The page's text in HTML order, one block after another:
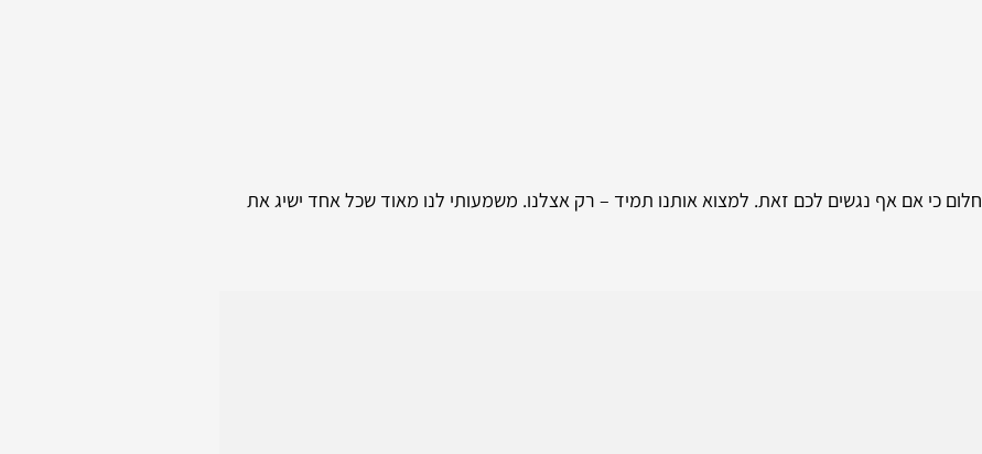
כי אם אף נגשים לכם זאת. למצוא אותנו תמיד – רק אצלנו. משמעותי לנו מאוד שכל אחד ישיג את